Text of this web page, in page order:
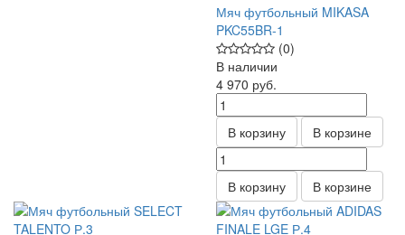
Мяч футбольный MIKASA
PKC55BR-1
(0)
В наличии
4 970 руб.
В корзину В корзине
В корзину В корзине